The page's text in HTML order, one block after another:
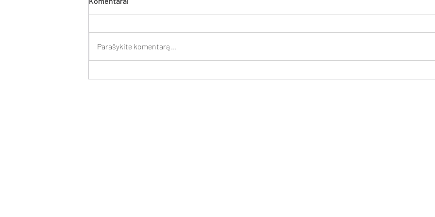
Parašykite komentarą...